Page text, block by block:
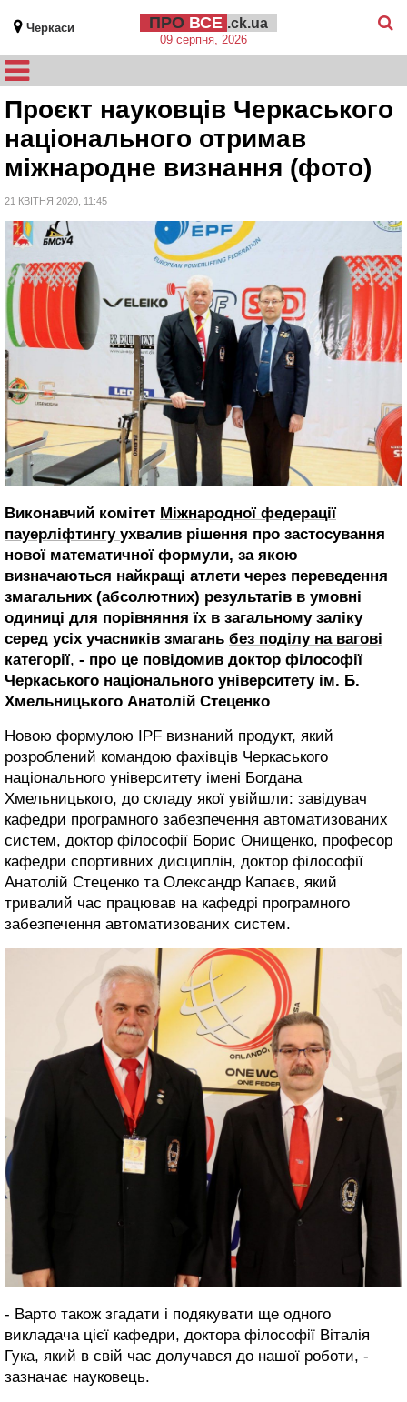
Черкаси ПРО ВСЕ .ck.ua
09 серпня, 2026
Проєкт науковців Черкаського
національного отримав
міжнародне визнання (фото)
21 КВІТНЯ 2020, 11:45
Виконавчий комітет Міжнародної федерації
пауерліфтингу ухвалив рішення про застосування
нової математичної формули, за якою
визначаються найкращі атлети через переведення
змагальних (абсолютних) результатів в умовні
одиниці для порівняння їх в загальному заліку
серед усіх учасників змагань без поділу на вагові
категорії, - про це повідомив доктор філософії
Черкаського національного університету ім. Б.
Хмельницького Анатолій Стеценко
Новою формулою IPF визнаний продукт, який
розроблений командою фахівців Черкаського
національного університету імені Богдана
Хмельницького, до складу якої увійшли: завідувач
кафедри програмного забезпечення автоматизованих
систем, доктор філософії Борис Онищенко, професор
кафедри спортивних дисциплін, доктор філософії
Анатолій Стеценко та Олександр Капаєв, який
тривалий час працював на кафедрі програмного
забезпечення автоматизованих систем.
- Варто також згадати і подякувати ще одного
викладача цієї кафедри, доктора філософії Віталія
Гука, який в свій час долучався до нашої роботи, -
зазначає науковець.